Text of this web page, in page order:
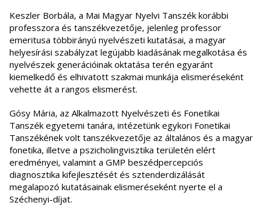
Keszler Borbála, a Mai Magyar Nyelvi Tanszék korábbi
professzora és tanszékvezetője, jelenleg professor
emeritusa többirányú nyelvészeti kutatásai, a magyar
helyesírási szabályzat legújabb kiadásának megalkotása és
nyelvészek generációinak oktatása terén egyaránt
kiemelkedő és elhivatott szakmai munkája elismeréseként
vehette át a rangos elismerést.
Gósy Mária, az Alkalmazott Nyelvészeti és Fonetikai
Tanszék egyetemi tanára, intézetünk egykori Fonetikai
Tanszékének volt tanszékvezetője az általános és a magyar
fonetika, illetve a pszicholingvisztika területén elért
eredményei, valamint a GMP beszédpercepciós
diagnosztika kifejlesztését és sztenderdizálását
megalapozó kutatásainak elismeréseként nyerte el a
Széchenyi-díjat.